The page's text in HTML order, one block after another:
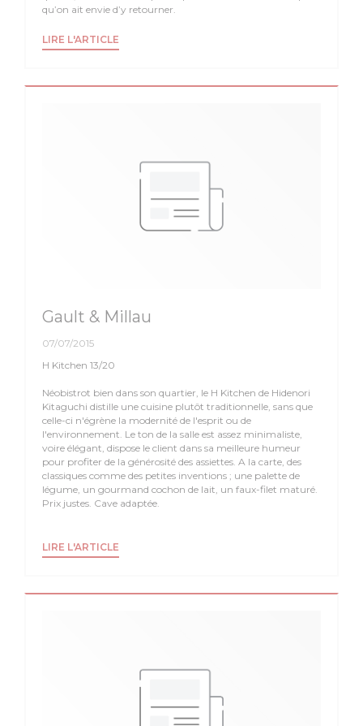
qu’on ait envie d’y retourner.
LIRE L'ARTICLE
Gault & Millau
07/07/2015
H Kitchen 13/20
Néobistrot bien dans son quartier, le H Kitchen de Hidenori
Kitaguchi distille une cuisine plutôt traditionnelle, sans que
celle-ci n'égrène la modernité de l'esprit ou de
l'environnement. Le ton de la salle est assez minimaliste,
voire élégant, dispose le client dans sa meilleure humeur
pour profiter de la générosité des assiettes. A la carte, des
classiques comme des petites inventions ; une palette de
légume, un gourmand cochon de lait, un faux-filet maturé.
Prix justes. Cave adaptée.
LIRE L'ARTICLE